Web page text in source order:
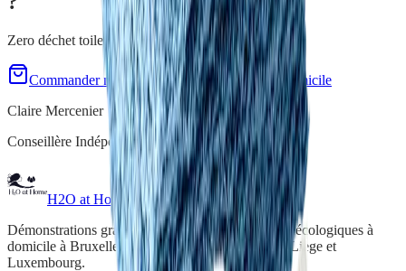
Zero déchet toilettes ! Demo gratuite.
Commander maintenant
Demo gratuite à domicile
Claire Mercenier
Conseillère Indépendante H2O at Home
H2O at Home
Démonstrations gratuites de produits de nettoyage écologiques à
domicile à Bruxelles, en Brabant wallon, Namur, Liège et
Luxembourg.